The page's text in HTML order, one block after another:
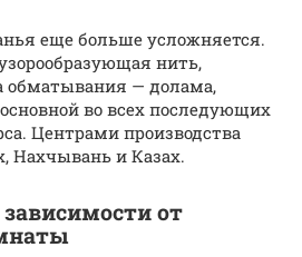
еще больше усложняется.
нить,
обматывания — долама,
во всех последующих
Центрами производства
Нахчывань и Казах.
от